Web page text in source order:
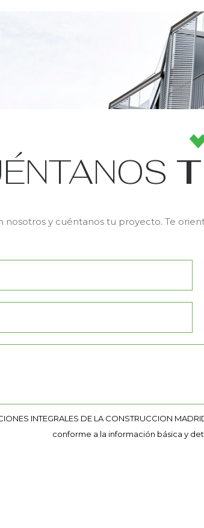
y cuéntanos tu proyecto. Te
INTEGRALES DE LA CONSTRUCCION
conforme a la información básica y